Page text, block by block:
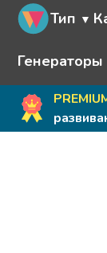
Тип
Генераторы